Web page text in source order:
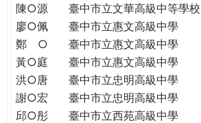
THE
PATH
GLOBAL
CITIZENSHIP
陳○源
臺中市立文華高級中等學校
廖○佩
臺中市立惠文高級中學
鄭 ○
臺中市立惠文高級中學
黃○庭
臺中市立惠文高級中學
洪○唐
臺中市立忠明高級中學
謝○宏
臺中市立忠明高級中學
邱○彤
臺中市立西苑高級中學